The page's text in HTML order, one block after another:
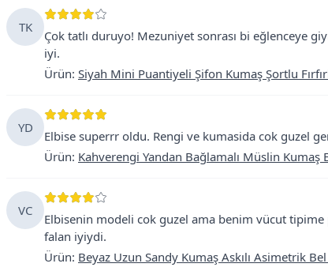
TK
Çok tatlı duruyo! Mezuniyet sonrası bi eğlenceye
iyi.
Ürün: Siyah Mini Puantiyeli Şifon Kumaş Şortlu
YD
Elbise superrr oldu. Rengi ve kumasida cok guzel
Ürün: Kahverengi Yandan Bağlamalı Müslin Kumaş
VC
Elbisenin modeli cok guzel ama benim vücut
falan iyiydi.
Ürün: Beyaz Uzun Sandy Kumaş Askılı Asimetrik